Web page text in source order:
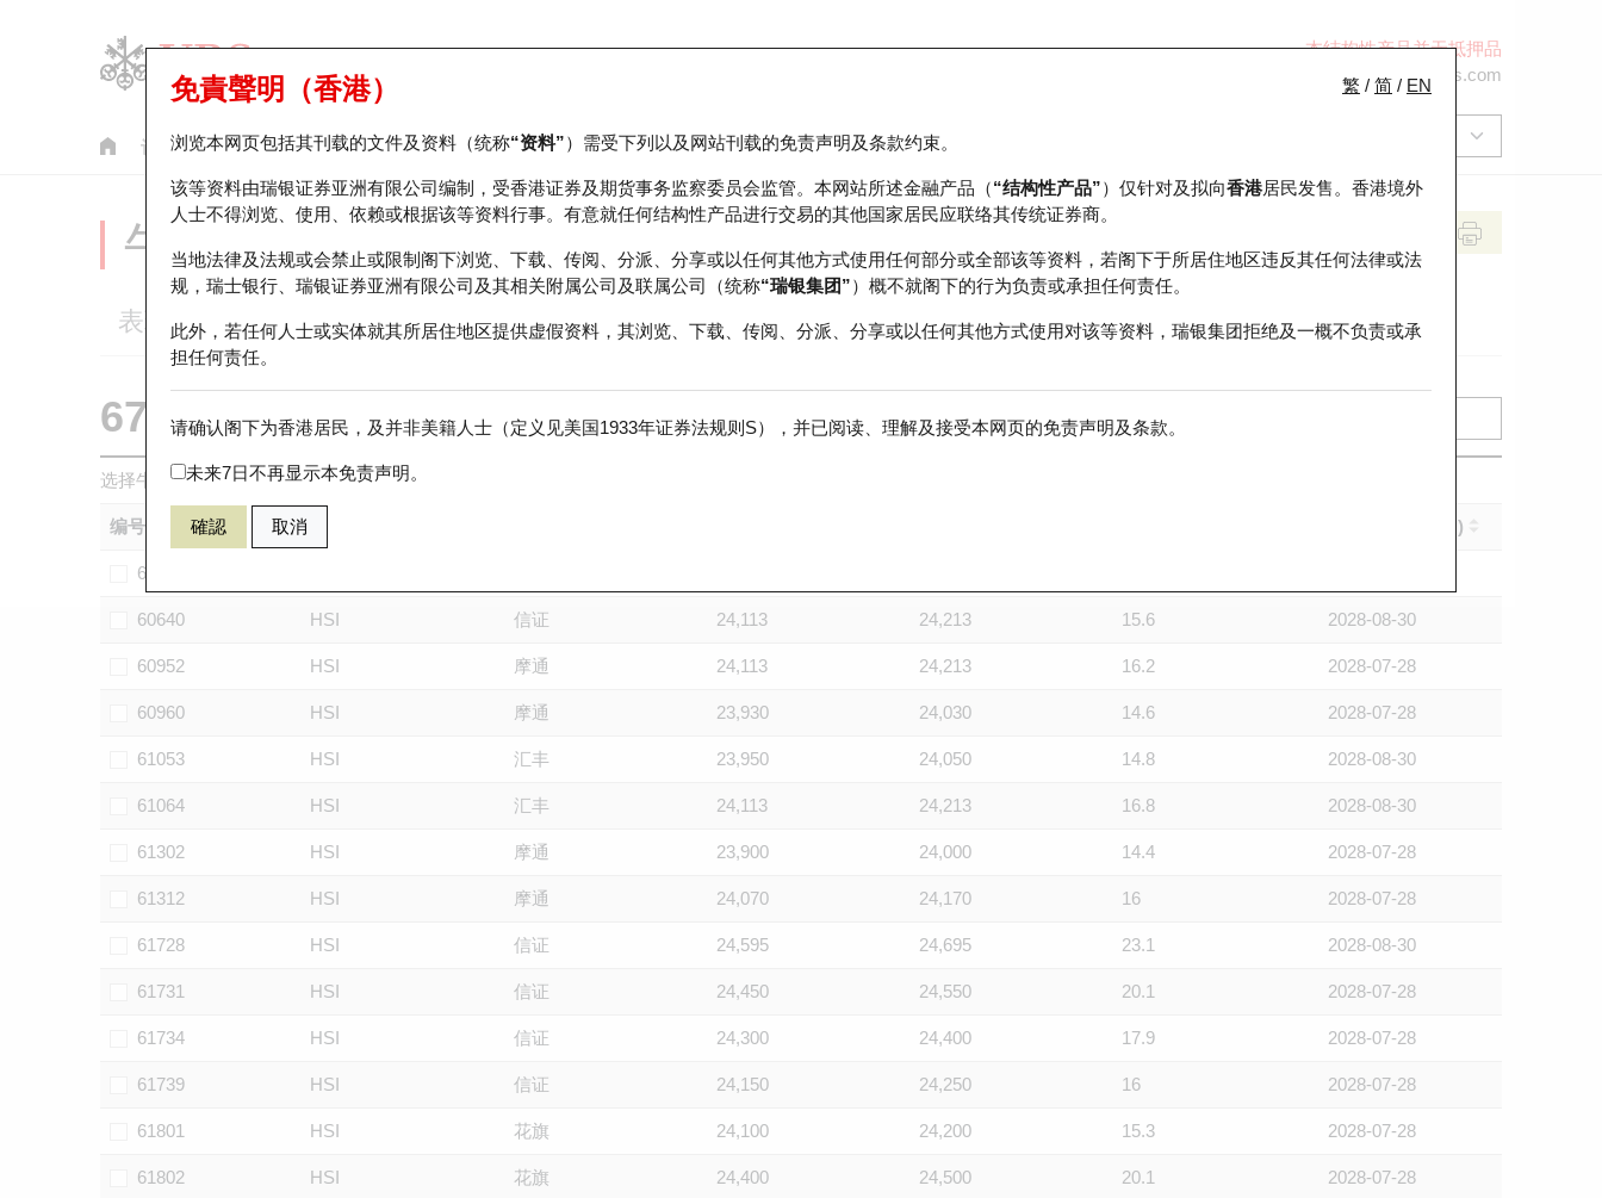
本结构性产品并无抵押品
ol-hkwarrants@ubs.com
认股证 牛熊证 美股指数产品 轮证市场统计 正股数据及市场统计 瑞银轮证教室
繁 / 简 / EN
免責聲明（香港）
浏览本网页包括其刊载的文件及资料（统称“资料”）需受下列以及网站刊载的免责声明及条款约束。
该等资料由瑞银证券亚洲有限公司编制，受香港证券及期货事务监察委员会监管。本网站所述金融产品（“结构性产品”）仅针对及拟向香港居民发售。香港境外
人士不得浏览、使用、依赖或根据该等资料行事。有意就任何结构性产品进行交易的其他国家居民应联络其传统证券商。
当地法律及法规或会禁止或限制阁下浏览、下载、传阅、分派、分享或以任何其他方式使用任何部分或全部该等资料，若阁下于所居住地区违反其任何法律或法
规，瑞士银行、瑞银证券亚洲有限公司及其相关附属公司及联属公司（统称“瑞银集团”）概不就阁下的行为负责或承担任何责任。
此外，若任何人士或实体就其所居住地区提供虚假资料，其浏览、下载、传阅、分派、分享或以任何其他方式使用对该等资料，瑞银集团拒绝及一概不负责或承
担任何责任。
请确认阁下为香港居民，及并非美籍人士（定义见美国1933年证券法规则S），并已阅读、理解及接受本网页的免责声明及条款。
未来7日不再显示本免责声明。
確認 取消
牛熊证分析仪
表现 街货统计 比较
67438 瑞银牛证 HSI 恒生指数
选择牛熊证作比较 *你可以选择最多五只牛熊证
编号 到期日 (年-月-日)
60102
60640 HSI 信证 24,113 24,213 15.6 2028-08-30
60952 HSI 摩通 24,113 24,213 16.2 2028-07-28
60960 HSI 摩通 23,930 24,030 14.6 2028-07-28
61053 HSI 汇丰 23,950 24,050 14.8 2028-08-30
61064 HSI 汇丰 24,113 24,213 16.8 2028-08-30
61302 HSI 摩通 23,900 24,000 14.4 2028-07-28
61312 HSI 摩通 24,070 24,170 16 2028-07-28
61728 HSI 信证 24,595 24,695 23.1 2028-08-30
61731 HSI 信证 24,450 24,550 20.1 2028-07-28
61734 HSI 信证 24,300 24,400 17.9 2028-07-28
61739 HSI 信证 24,150 24,250 16 2028-07-28
61801 HSI 花旗 24,100 24,200 15.3 2028-07-28
61802 HSI 花旗 24,400 24,500 20.1 2028-07-28